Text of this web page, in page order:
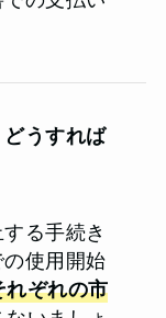
うすれば
る手続き
使用開始
れぞれの市